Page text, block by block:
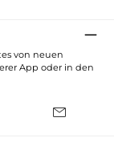
von neuen
App oder in den